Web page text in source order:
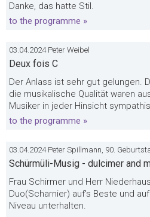
Danke, das hatte Stil.
to the programme »
03.04.2024 Peter Weibel
Deux fois C
Der Anlass ist sehr gut gelungen.
die musikalische Qualität waren
Musiker in jeder Hinsicht
to the programme »
03.04.2024 Peter Spillmann, 90.
Schürmüli-Musig - dulcimer and
Frau Schirmer und Herr
Duo(Scharnier) auf's Beste und
Niveau unterhalten.